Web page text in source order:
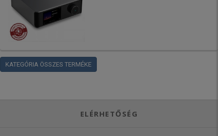
KATEGÓRIA ÖSSZES TERMÉKE
ELÉRHETŐSÉG